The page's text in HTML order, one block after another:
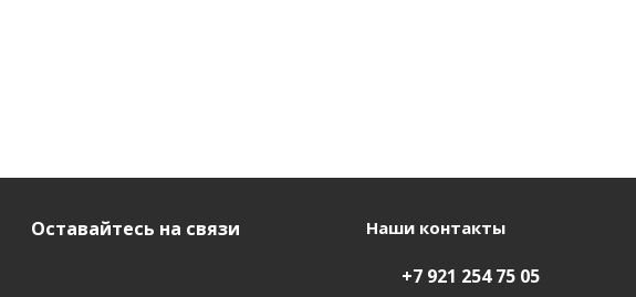
Оставайтесь на связи Наши контакты
+7 921 254 75 05